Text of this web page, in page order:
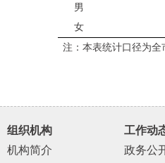
男
女
注：本表统计口径为全
组织机构
机构简介
工作动
政务公